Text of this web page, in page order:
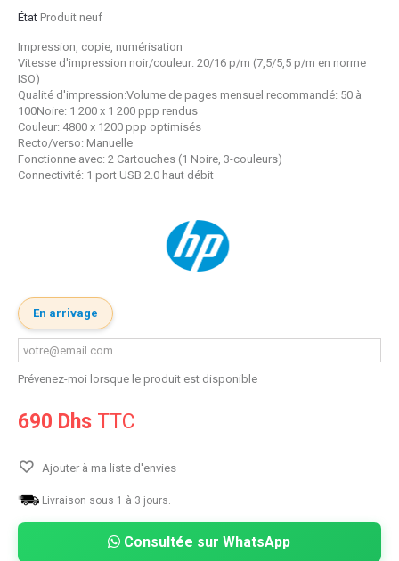
État Produit neuf
Impression, copie, numérisation
Vitesse d'impression noir/couleur: 20/16 p/m (7,5/5,5 p/m en norme
ISO)
Qualité d'impression:Volume de pages mensuel recommandé: 50 à
100Noire: 1 200 x 1 200 ppp rendus
Couleur: 4800 x 1200 ppp optimisés
Recto/verso: Manuelle
Fonctionne avec: 2 Cartouches (1 Noire, 3-couleurs)
Connectivité: 1 port USB 2.0 haut débit
En arrivage
Prévenez-moi lorsque le produit est disponible
690 Dhs TTC
Ajouter à ma liste d'envies
Livraison sous 1 à 3 jours.
Consultée sur WhatsApp